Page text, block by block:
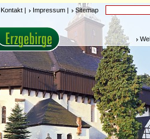
Kontakt | Impressum | Sitemap